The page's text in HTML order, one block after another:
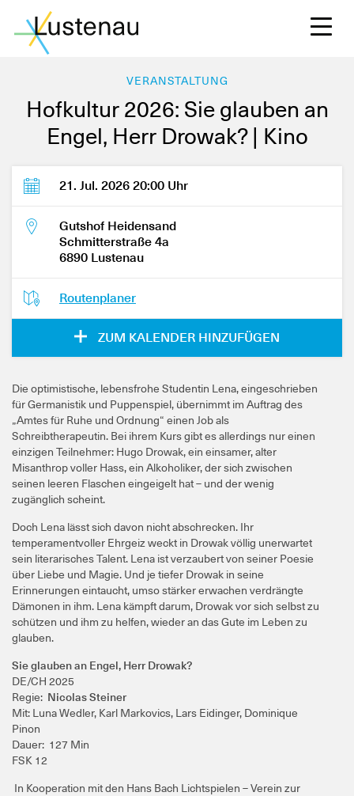
VERANSTALTUNG
Hofkultur 2026: Sie glauben an
Engel, Herr Drowak? | Kino
21. Jul. 2026 20:00 Uhr
Gutshof Heidensand
Schmitterstraße 4a
6890 Lustenau
Routenplaner
ZUM KALENDER HINZUFÜGEN
Die optimistische, lebensfrohe Studentin Lena, eingeschrieben
für Germanistik und Puppenspiel, übernimmt im Auftrag des
„Amtes für Ruhe und Ordnung“ einen Job als
Schreibtherapeutin. Bei ihrem Kurs gibt es allerdings nur einen
einzigen Teilnehmer: Hugo Drowak, ein einsamer, alter
Misanthrop voller Hass, ein Alkoholiker, der sich zwischen
seinen leeren Flaschen eingeigelt hat – und der wenig
zugänglich scheint.
Doch Lena lässt sich davon nicht abschrecken. Ihr
temperamentvoller Ehrgeiz weckt in Drowak völlig unerwartet
sein literarisches Talent. Lena ist verzaubert von seiner Poesie
über Liebe und Magie. Und je tiefer Drowak in seine
Erinnerungen eintaucht, umso stärker erwachen verdrängte
Dämonen in ihm. Lena kämpft darum, Drowak vor sich selbst zu
schützen und ihm zu helfen, wieder an das Gute im Leben zu
glauben.
Sie glauben an Engel, Herr Drowak?
DE/CH 2025
Regie: Nicolas Steiner
Mit: Luna Wedler, Karl Markovics, Lars Eidinger, Dominique
Pinon
Dauer: 127 Min
FSK 12
In Kooperation mit den Hans Bach Lichtspielen – Verein zur